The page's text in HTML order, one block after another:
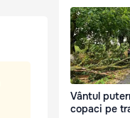
Vântul
copaci pe